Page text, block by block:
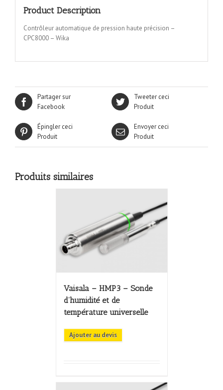
Product Description
Contrôleur automatique de pression haute précision –
CPC8000 – Wika
Partager sur
Facebook
Tweeter ceci
Produit
Épingler ceci
Produit
Envoyer ceci
Produit
Produits similaires
Vaisala – HMP3 – Sonde
d’humidité et de
température universelle
Ajouter au devis